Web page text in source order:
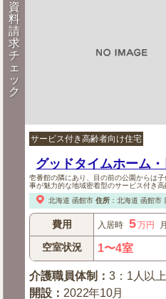
資
料
請
求
チ
ェ
ッ
ク
サービス付き高齢者向け住宅
グッドタイムホーム
壱番館の隣にあり、目の前の公園からは
事が魅力的な地域密着型のサービス付き高
北海道 函館市 住所： 北海道 函館市
費用 入居時 5万円
空室状況 1〜4室
介護職員体制 ：3：1人以上
開設 ： 2022年10月